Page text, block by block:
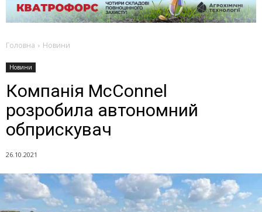
Головна Новини
Новини
Компанія McConnel
розробила автономний
обприскувач
26.10.2021